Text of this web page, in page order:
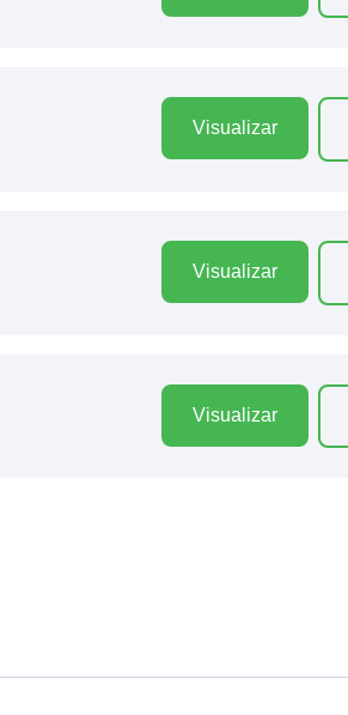
Visualizar
Visualizar
Visualizar